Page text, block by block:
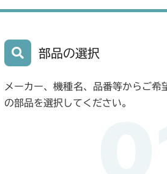
部品の選択
メーカー、機種名、品番等からご希
の部品を選択してください。